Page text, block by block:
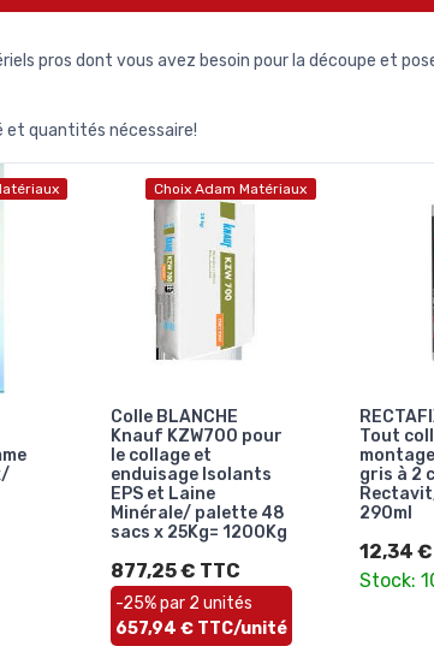
pros dont vous avez besoin pour la découpe et
et quantités nécessaire!
Choix Adam Matériaux
Colle BLANCHE
Knauf KZW700 pour
le collage et
enduisage Isolants
EPS et Laine
Minérale/ palette 48
sacs x 25Kg= 1200Kg
877,25 € TTC
-25% par 2 unités
657,94 € TTC/unité
Tout
gris à 2
290ml
12,34 €
Stock: